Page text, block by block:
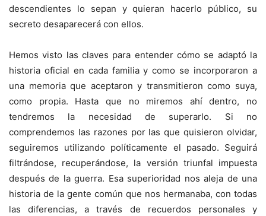
descendientes lo sepan y quieran hacerlo público, su
secreto desaparecerá con ellos.
Hemos visto las claves para entender cómo se adaptó la
historia oficial en cada familia y como se incorporaron a
una memoria que aceptaron y transmitieron como suya,
como propia. Hasta que no miremos ahí dentro, no
tendremos la necesidad de superarlo. Si no
comprendemos las razones por las que quisieron olvidar,
seguiremos utilizando políticamente el pasado. Seguirá
filtrándose, recuperándose, la versión triunfal impuesta
después de la guerra. Esa superioridad nos aleja de una
historia de la gente común que nos hermanaba, con todas
las diferencias, a través de recuerdos personales y